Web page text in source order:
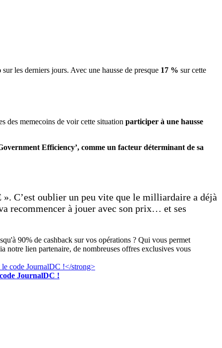
sur les derniers jours. Avec une hausse de presque 17 % sur cette
des memecoins de voir cette situation participer à une hausse
Efficiency’, comme un facteur déterminant de sa
». C’est oublier un peu vite que le milliardaire a déjà
recommencer à jouer avec son prix… et ses
90% de cashback sur vos opérations ? Qui vous permet
lien partenaire, de nombreuses offres exclusives vous
JournalDC !